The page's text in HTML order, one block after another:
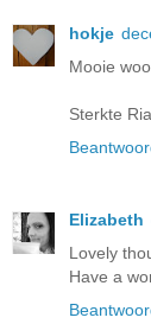
hokje
Mooie
Sterkte
Elizabeth
Lovely
Have a